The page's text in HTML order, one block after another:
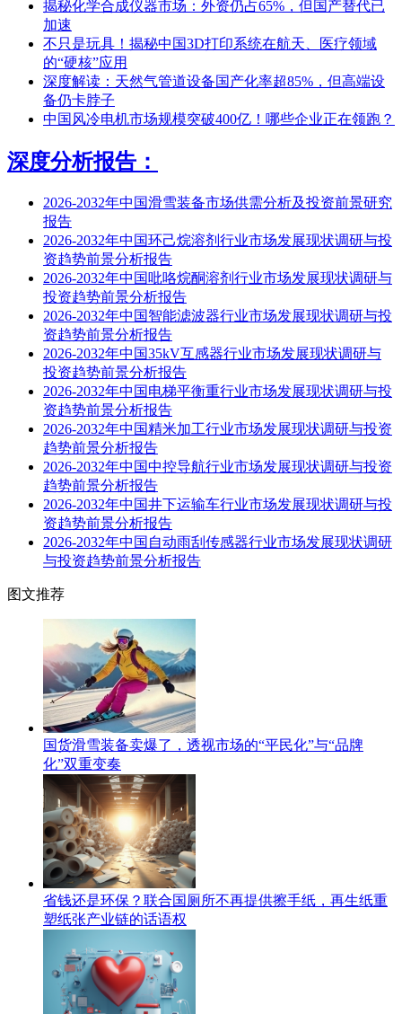
揭秘化学合成仪器市场：外资仍占65%，但国产替代已
加速
不只是玩具！揭秘中国3D打印系统在航天、医疗领域
的“硬核”应用
深度解读：天然气管道设备国产化率超85%，但高端设
备仍卡脖子
中国风冷电机市场规模突破400亿！哪些企业正在领跑？
深度分析报告：
2026-2032年中国滑雪装备市场供需分析及投资前景研究
报告
2026-2032年中国环己烷溶剂行业市场发展现状调研与投
资趋势前景分析报告
2026-2032年中国吡咯烷酮溶剂行业市场发展现状调研与
投资趋势前景分析报告
2026-2032年中国智能滤波器行业市场发展现状调研与投
资趋势前景分析报告
2026-2032年中国35kV互感器行业市场发展现状调研与
投资趋势前景分析报告
2026-2032年中国电梯平衡重行业市场发展现状调研与投
资趋势前景分析报告
2026-2032年中国精米加工行业市场发展现状调研与投资
趋势前景分析报告
2026-2032年中国中控导航行业市场发展现状调研与投资
趋势前景分析报告
2026-2032年中国井下运输车行业市场发展现状调研与投
资趋势前景分析报告
2026-2032年中国自动雨刮传感器行业市场发展现状调研
与投资趋势前景分析报告
图文推荐
国货滑雪装备卖爆了，透视市场的“平民化”与“品牌
化”双重变奏
省钱还是环保？联合国厕所不再提供擦手纸，再生纸重
塑纸张产业链的话语权